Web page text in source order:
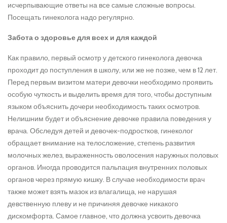
исчерпывающие ответы на все самые сложные вопросы.
Посещать гинеколога надо регулярно.
Забота о здоровье для всех и для каждой
Как правило, первый осмотр у детского гинеколога девочка
проходит до поступления в школу, или же не позже, чем в 12 лет.
Перед первым визитом матери девочки необходимо проявить
особую чуткость и выделить время для того, чтобы доступным
языком объяснить дочери необходимость таких осмотров.
Нелишним будет и объяснение девочке правила поведения у
врача. Обследуя детей и девочек-подростков, гинеколог
обращает внимание на телосложение, степень развития
молочных желез, выраженность оволосения наружных половых
органов. Иногда проводится пальпация внутренних половых
органов через прямую кишку. В случае необходимости врач
также может взять мазок из влагалища, не нарушая
девственную плеву и не причиняя девочке никакого
дискомфорта. Самое главное, что должна усвоить девочка